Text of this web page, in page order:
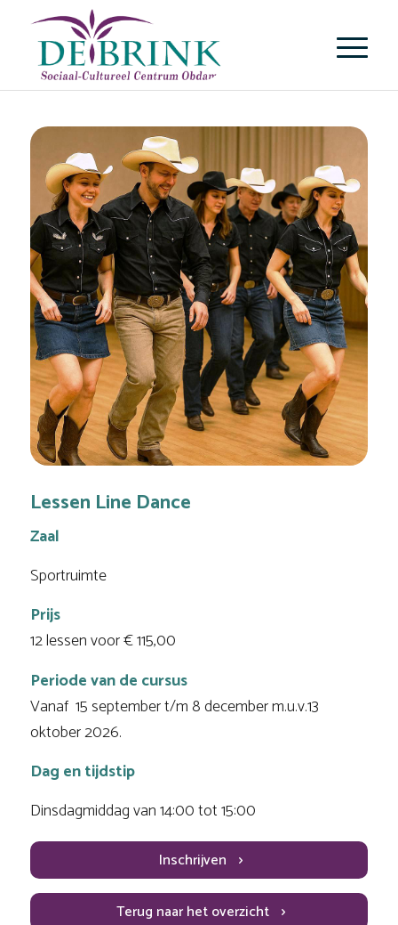
Lessen Line Dance
Zaal
Sportruimte
Prijs
12 lessen voor € 115,00
Periode van de cursus
Vanaf 15 september t/m 8 december m.u.v.13
oktober 2026.
Dag en tijdstip
Dinsdagmiddag van 14:00 tot 15:00
Inschrijven
Terug naar het overzicht